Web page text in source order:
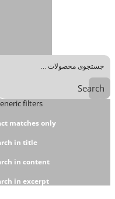
Search
filters
matches only
in title
in content
in excerpt